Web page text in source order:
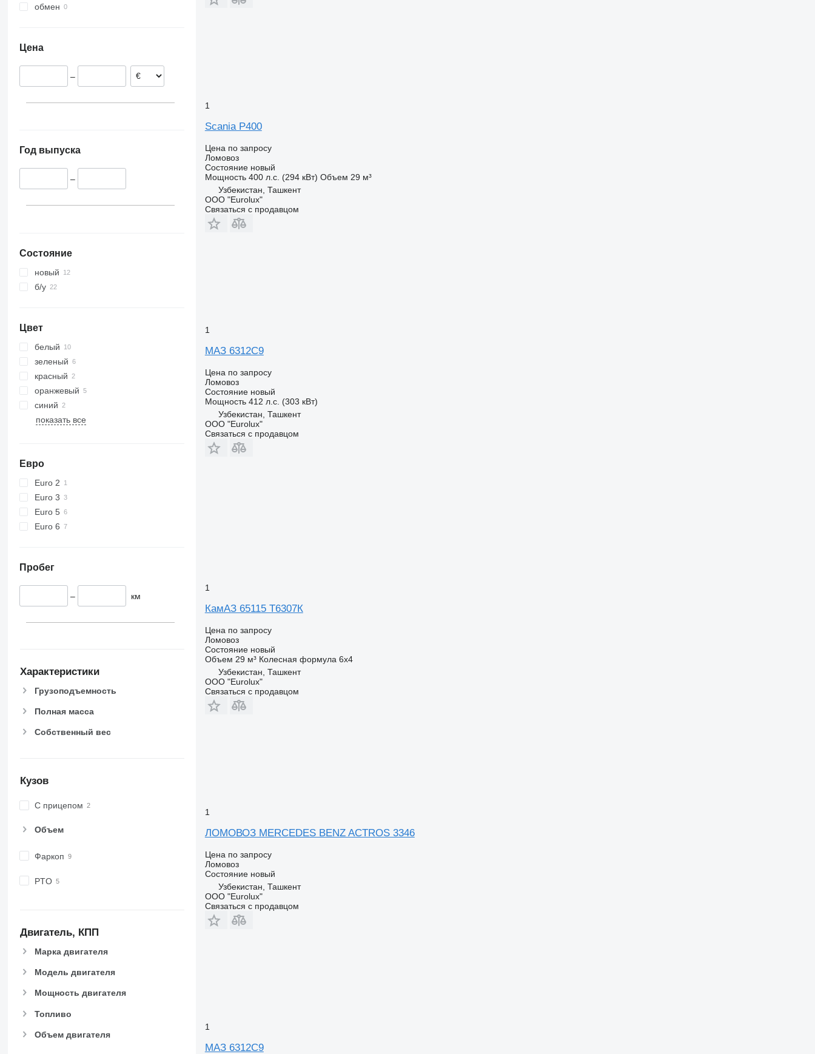
обмен
Цена
–
Год выпуска
–
Состояние
новый
б/у
Цвет
белый
зеленый
красный
оранжевый
синий
показать все
Евро
Euro 2
Euro 3
Euro 5
Euro 6
Пробег
– км
Характеристики
Грузоподъемность
Полная масса
Собственный вес
Кузов
С прицепом
Объем
Фаркоп
PTO
Двигатель, КПП
Марка двигателя
Модель двигателя
Мощность двигателя
Топливо
Объем двигателя
1
Scania P400
Цена по запросу
Ломовоз
Состояниеновый
Мощность 400 л.с. (294 кВт) Объем 29 м³
Узбекистан, Ташкент
ООО "Eurolux"
Связаться с продавцом
1
МАЗ 6312C9
Цена по запросу
Ломовоз
Состояниеновый
Мощность 412 л.с. (303 кВт)
Узбекистан, Ташкент
ООО "Eurolux"
Связаться с продавцом
1
КамАЗ 65115 Т6307К
Цена по запросу
Ломовоз
Состояниеновый
Объем 29 м³ Колесная формула 6x4
Узбекистан, Ташкент
ООО "Eurolux"
Связаться с продавцом
1
ЛОМОВОЗ MERCEDES BENZ ACTROS 3346
Цена по запросу
Ломовоз
Состояниеновый
Узбекистан, Ташкент
ООО "Eurolux"
Связаться с продавцом
1
МАЗ 6312C9